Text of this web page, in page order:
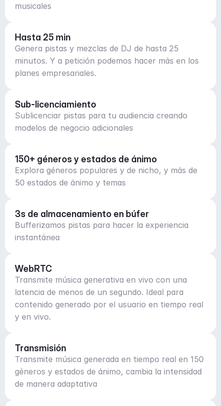
musicales
Hasta 25 min
Genera pistas y mezclas de DJ de hasta 25
minutos. Y a petición podemos hacer más en los
planes empresariales.
Sub-licenciamiento
Sublicenciar pistas para tu audiencia creando
modelos de negocio adicionales
150+ géneros y estados de ánimo
Explora géneros populares y de nicho, y más de
50 estados de ánimo y temas
3s de almacenamiento en búfer
Bufferizamos pistas para hacer la experiencia
instantánea
WebRTC
Transmite música generativa en vivo con una
latencia de menos de un segundo. Ideal para
contenido generado por el usuario en tiempo real
y en vivo.
Transmisión
Transmite música generada en tiempo real en 150
géneros y estados de ánimo, cambia la intensidad
de manera adaptativa